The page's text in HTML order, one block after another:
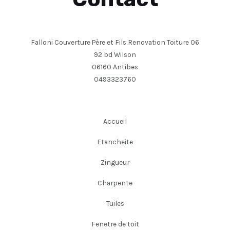
Falloni Couverture Père et Fils Renovation Toiture 06
92 bd Wilson
06160 Antibes
0493323760
Accueil
Etancheite
Zingueur
Charpente
Tuiles
Fenetre de toit